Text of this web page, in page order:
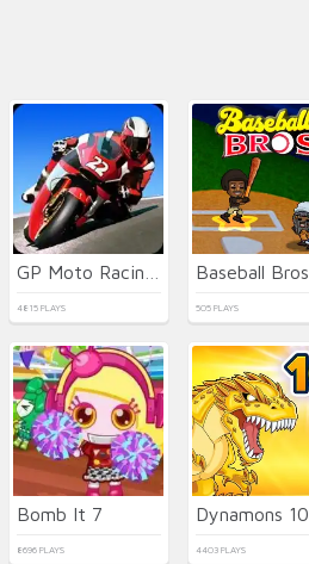
4815 PLAYS
Baseball Bros
505 PLAYS
Bomb It 7
8696 PLAYS
Dynamons 10
4403 PLAYS